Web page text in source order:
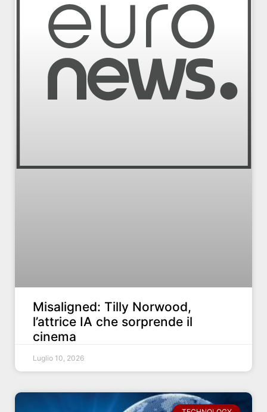
Misaligned: Tilly Norwood,
l’attrice IA che sorprende il
cinema
Luglio 10, 2026